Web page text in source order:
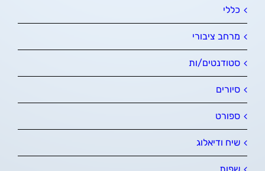
כללי
מרחב ציבורי
סטודנטים/ות
סיורים
ספורט
שיח ודיאלוג